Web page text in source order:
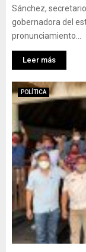
Sánchez,
gobernadora del
pronunciamiento...
Leer más
POLÍTICA